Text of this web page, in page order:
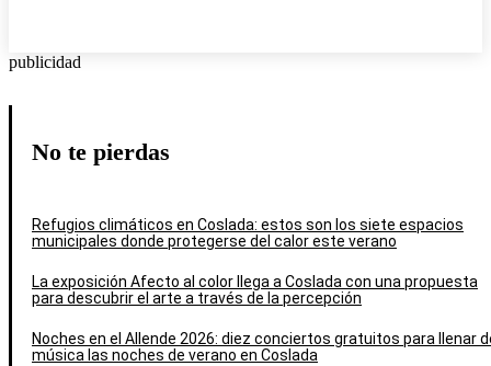
publicidad
No te pierdas
Refugios climáticos en Coslada: estos son los siete espacios
municipales donde protegerse del calor este verano
La exposición Afecto al color llega a Coslada con una propuesta
para descubrir el arte a través de la percepción
Noches en el Allende 2026: diez conciertos gratuitos para llenar
música las noches de verano en Coslada